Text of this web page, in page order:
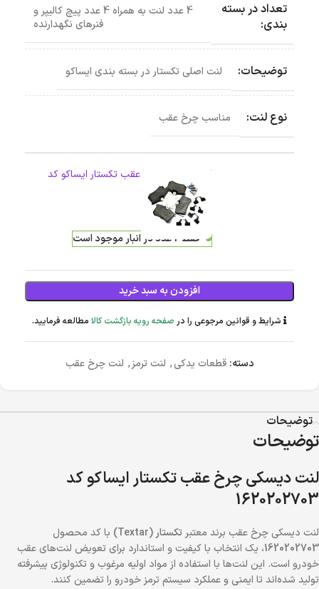
تعداد در بسته
بندی:
4 عدد لنت به همراه 4 عدد پیچ کالیپر و
فنرهای نگهدارنده
توضیحات: لنت اصلی تکستار در بسته بندی ایساکو
نوع لنت: مناسب چرخ عقب
لنت دیسکی چرخ عقب تکستار ایساکو کد
1620202703
4,621,000تومان
فقط 2 عدد در انبار موجود است
افزودن به سبد خرید
شرایط و قوانین مرجوعی را در صفحه رویه بازگشت کالا مطالعه فرمایید.
دسته: قطعات یدکی, لنت ترمز, لنت چرخ عقب
توضیحات
توضیحات
لنت دیسکی چرخ عقب تکستار ایساکو کد
1620202703
لنت دیسکی چرخ عقب برند معتبر تکستار (Textar)
با کد محصول
1620202703، یک انتخاب با کیفیت و استاندارد برای تعویض لنت‌های عقب
خودرو است. این لنت‌ها با استفاده از مواد اولیه مرغوب و تکنولوژی پیشرفته
تولید شده‌اند تا ایمنی و عملکرد سیستم ترمز خودرو را تضمین کنند.